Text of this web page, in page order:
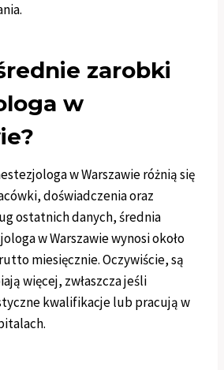
zarobki
w
w Warszawie różnią się
doświadczenia oraz
ostatnich danych, średnia
w Warszawie wynosi około
miesięcznie. Oczywiście, są
więcej, zwłaszcza jeśli
kwalifikacje lub pracują w